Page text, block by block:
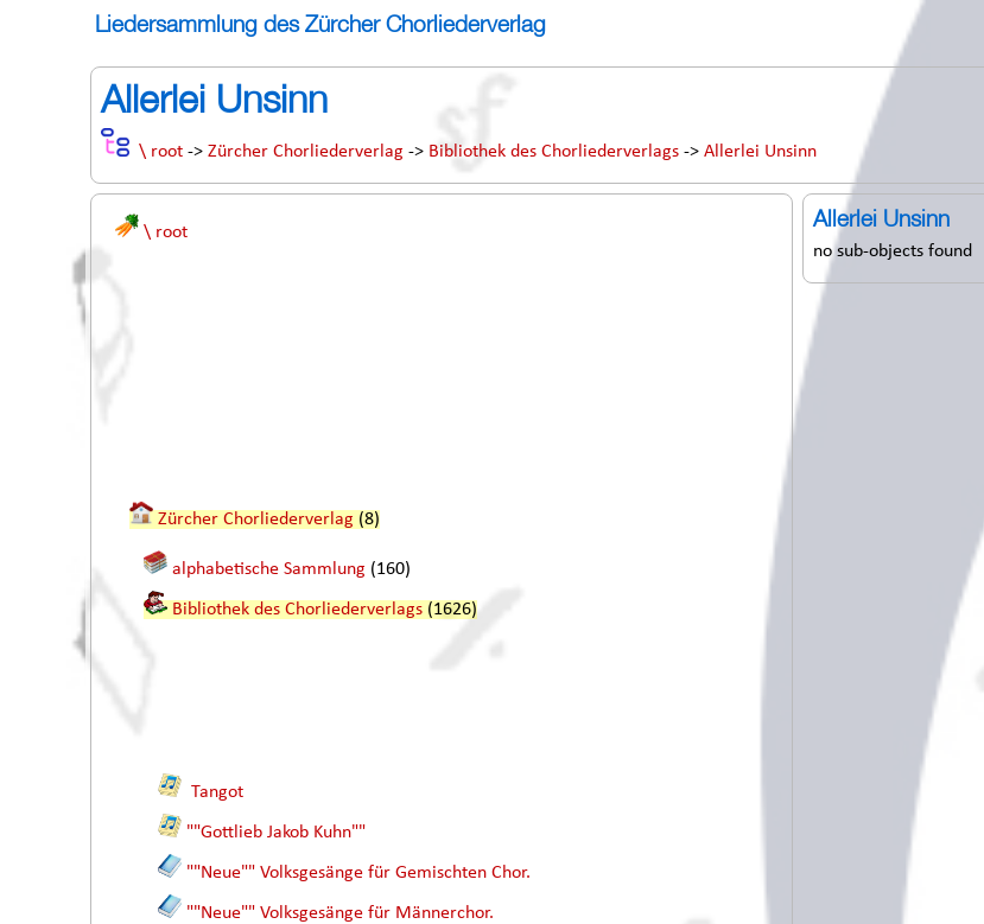
Liedersammlung des Zürcher Chorliederverlag
Allerlei Unsinn
\ root -> Zürcher Chorliederverlag -> Bibliothek des Chorliederverlags -> Allerlei Unsinn
\ root
Zürcher Chorliederverlag (8)
alphabetische Sammlung (160)
Bibliothek des Chorliederverlags (1626)
Tangot
""Gottlieb Jakob Kuhn""
""Neue"" Volksgesänge für Gemischten Chor.
""Neue"" Volksgesänge für Männerchor.
Allerlei Unsinn
no sub-objects found